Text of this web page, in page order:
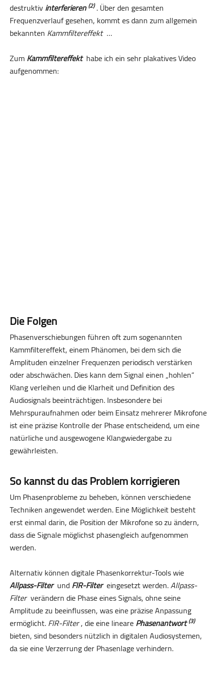
destruktivinterferieren(2). Über den gesamten
Frequenzverlauf gesehen, kommt es dann zum allgemein
bekannten Kammfiltereffekt…
ZumKammfiltereffekthabe ich ein sehr plakatives Video
aufgenommen:
Die Folgen
Phasenverschiebungen führen oft zum sogenannten
Kammfiltereffekt, einem Phänomen, bei dem sich die
Amplituden einzelner Frequenzen periodisch verstärken
oder abschwächen. Dies kann dem Signal einen „hohlen“
Klang verleihen und die Klarheit und Definition des
Audiosignals beeinträchtigen. Insbesondere bei
Mehrspuraufnahmen oder beim Einsatz mehrerer Mikrofone
ist eine präzise Kontrolle der Phase entscheidend, um eine
natürliche und ausgewogene Klangwiedergabe zu
gewährleisten.
So kannst du das Problem korrigieren
Um Phasenprobleme zu beheben, können verschiedene
Techniken angewendet werden. Eine Möglichkeit besteht
erst einmal darin, die Position der Mikrofone so zu ändern,
dass die Signale möglichst phasengleich aufgenommen
werden.
Alternativ können digitale Phasenkorrektur-Tools wie
Allpass-FilterundFIR-Filtereingesetzt werden.Allpass-
Filterverändern die Phase eines Signals, ohne seine
Amplitude zu beeinflussen, was eine präzise Anpassung
ermöglicht.FIR-Filter, die eine linearePhasenantwort(3)
bieten, sind besonders nützlich in digitalen Audiosystemen,
da sie eine Verzerrung der Phasenlage verhindern.